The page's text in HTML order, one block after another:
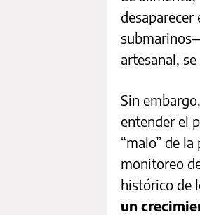
artesanal,
Sin
entender el
“malo” de
monitoreo
histórico de
un